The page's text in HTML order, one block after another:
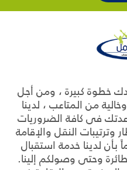
خطوة كبيرة ، ومن أجل
من المتاعب ، لدينا
فى كافة الضروريات
النقل والإقامة
بأن لدينا خدمة استقبال
وحتى وصولكم إلينا.